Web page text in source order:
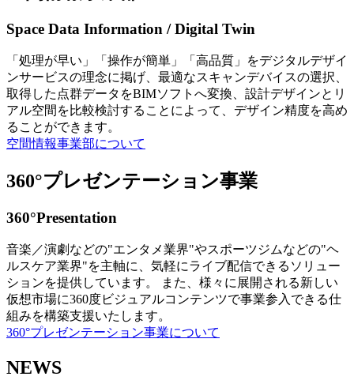
Space Data Information / Digital Twin
「処理が早い」「操作が簡単」「高品質」をデジタルデザイ
ンサービスの理念に掲げ、最適なスキャンデバイスの選択、
取得した点群データをBIMソフトへ変換、設計デザインとリ
アル空間を比較検討することによって、デザイン精度を高め
ることができます。
空間情報事業部について
360°プレゼンテーション事業
360°Presentation
音楽／演劇などの"エンタメ業界"やスポーツジムなどの"ヘ
ルスケア業界"を主軸に、気軽にライブ配信できるソリュー
ションを提供しています。 また、様々に展開される新しい
仮想市場に360度ビジュアルコンテンツで事業参入できる仕
組みを構築支援いたします。
360°プレゼンテーション事業について
NEWS